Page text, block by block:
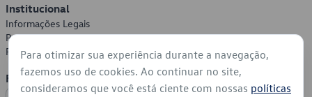
Institucional
Informações Legais
Política de Privacidade
Política de Cookies
Formas de Pagamento
Para otimizar sua experiência durante a navegação,
fazemos uso de cookies. Ao continuar no site,
consideramos que você está ciente com nossas políticas